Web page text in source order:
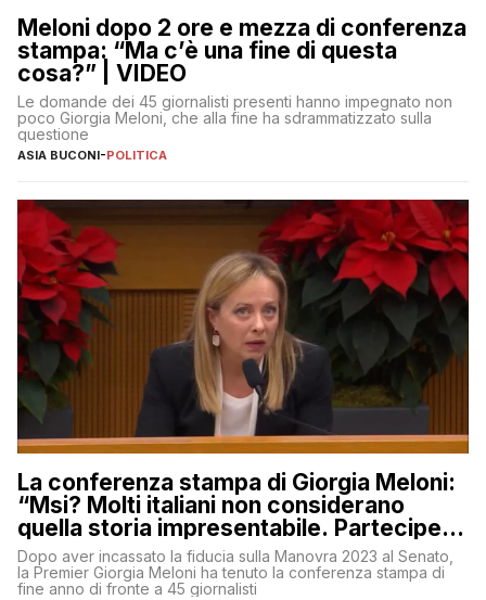
Meloni dopo 2 ore e mezza di conferenza
stampa: “Ma c’è una fine di questa
cosa?” | VIDEO
Le domande dei 45 giornalisti presenti hanno impegnato non
poco Giorgia Meloni, che alla fine ha sdrammatizzato sulla
questione
ASIA BUCONI-POLITICA
La conferenza stampa di Giorgia Meloni:
“Msi? Molti italiani non considerano
quella storia impresentabile. Parteciperò
al 25 aprile”
Dopo aver incassato la fiducia sulla Manovra 2023 al Senato,
la Premier Giorgia Meloni ha tenuto la conferenza stampa di
fine anno di fronte a 45 giornalisti